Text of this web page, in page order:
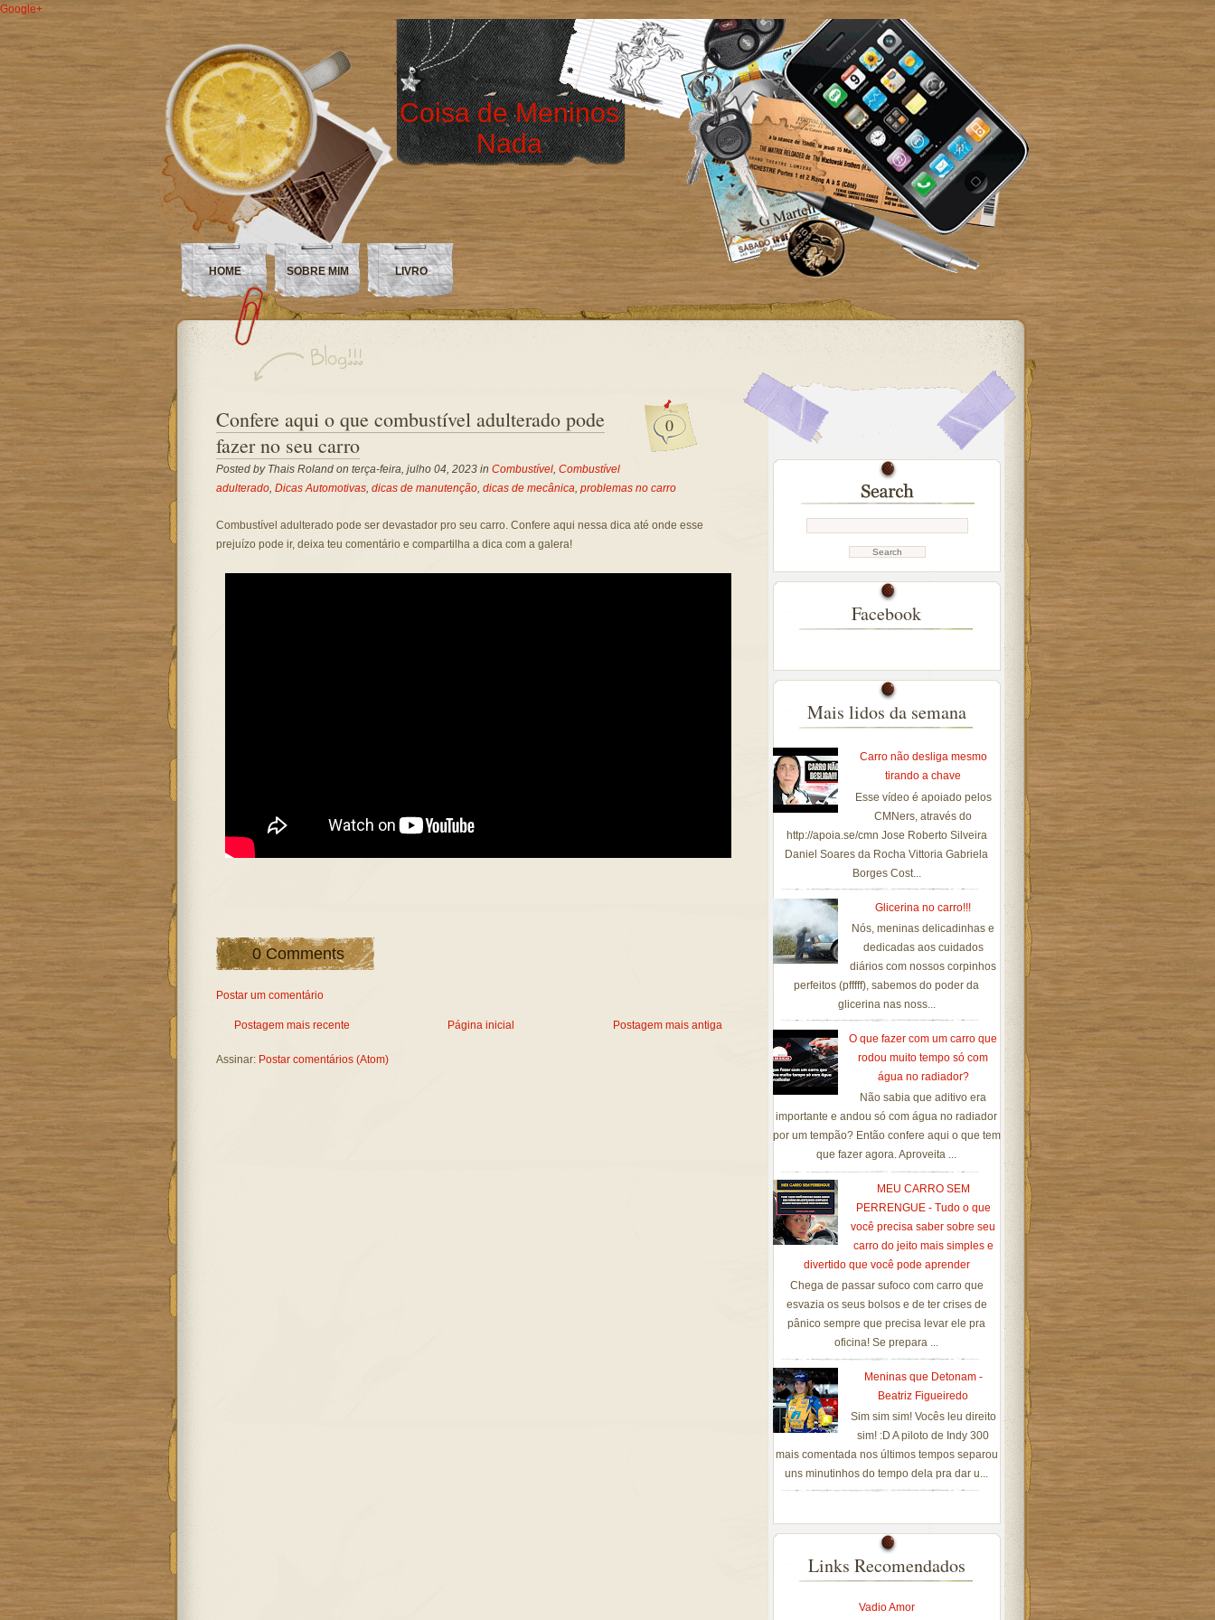
Google+
Coisa de Meninos
Nada
HOME SOBRE MIM LIVRO
0
Confere aqui o que combustível adulterado pode
fazer no seu carro
Posted by Thais Rolandon terça-feira, julho 04, 2023 in Combustível, Combustível
adulterado, Dicas Automotivas, dicas de manutenção, dicas de mecânica, problemas no carro
Combustível adulterado pode ser devastador pro seu carro. Confere aqui nessa dica até onde esse
prejuízo pode ir, deixa teu comentário e compartilha a dica com a galera!
0 Comments
Postar um comentário
Postagem mais recente Postagem mais antiga
Página inicial
Assinar: Postar comentários (Atom)
Facebook
Mais lidos da semana
Carro não desliga mesmo
tirando a chave
Esse vídeo é apoiado pelos
CMNers, através do
http://apoia.se/cmn Jose Roberto Silveira
Daniel Soares da Rocha Vittoria Gabriela
Borges Cost...
Glicerina no carro!!!
Nós, meninas delicadinhas e
dedicadas aos cuidados
diários com nossos corpinhos
perfeitos (pfffff), sabemos do poder da
glicerina nas noss...
O que fazer com um carro que
rodou muito tempo só com
água no radiador?
Não sabia que aditivo era
importante e andou só com água no radiador
por um tempão? Então confere aqui o que tem
que fazer agora. Aproveita ...
MEU CARRO SEM
PERRENGUE - Tudo o que
você precisa saber sobre seu
carro do jeito mais simples e
divertido que você pode aprender
Chega de passar sufoco com carro que
esvazia os seus bolsos e de ter crises de
pânico sempre que precisa levar ele pra
oficina! Se prepara ...
Meninas que Detonam -
Beatriz Figueiredo
Sim sim sim! Vocês leu direito
sim! :D A piloto de Indy 300
mais comentada nos últimos tempos separou
uns minutinhos do tempo dela pra dar u...
Links Recomendados
Vadio Amor